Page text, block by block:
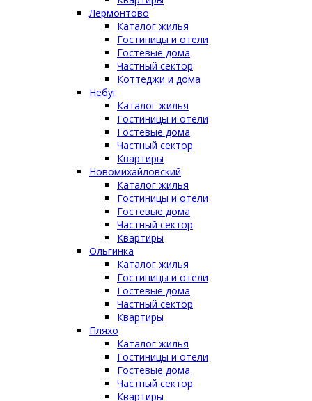
Лермонтово
Каталог жилья
Гостиницы и отели
Гостевые дома
Частный сектор
Коттеджи и дома
Небуг
Каталог жилья
Гостиницы и отели
Гостевые дома
Частный сектор
Квартиры
Новомихайловский
Каталог жилья
Гостиницы и отели
Гостевые дома
Частный сектор
Квартиры
Ольгинка
Каталог жилья
Гостиницы и отели
Гостевые дома
Частный сектор
Квартиры
Пляхо
Каталог жилья
Гостиницы и отели
Гостевые дома
Частный сектор
Квартиры